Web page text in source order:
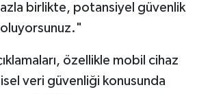
birlikte, potansiyel güvenlik
oluyorsunuz."
özellikle mobil cihaz
veri güvenliği konusunda